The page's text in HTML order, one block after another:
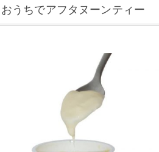
おうちでアフタヌーンティー